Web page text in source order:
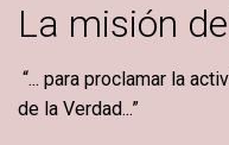
La misión
“... para proclamar la
de la Verdad...”